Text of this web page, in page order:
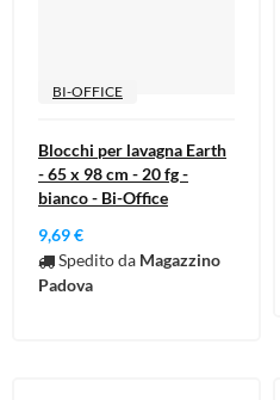
BI-OFFICE
Blocchi per lavagna Earth
- 65 x 98 cm - 20 fg -
bianco - Bi-Office
9,69 €
Spedito da Magazzino
Padova